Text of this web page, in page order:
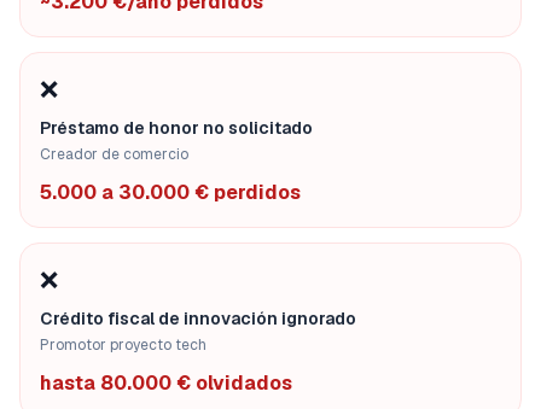
❌
Préstamo de honor no solicitado
Creador de comercio
5.000 a 30.000 € perdidos
❌
Crédito fiscal de innovación ignorado
Promotor proyecto tech
hasta 80.000 € olvidados